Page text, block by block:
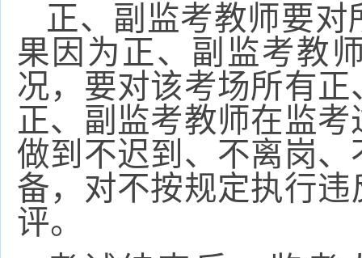
正、副监考教师要
果因为正、副监考教
况，要对该考场所有
正、副监考教师在监
做到不迟到、不离岗
备，对不按规定执行
评。